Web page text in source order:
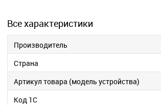
Все характеристики
Производитель
Страна
Артикул товара (модель устройства)
Код 1С